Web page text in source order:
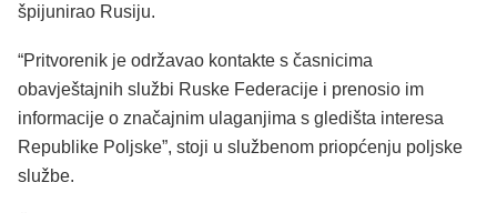
špijunirao Rusiju.
“Pritvorenik je održavao kontakte s časnicima
obavještajnih službi Ruske Federacije i prenosio im
informacije o značajnim ulaganjima s gledišta interesa
Republike Poljske”, stoji u službenom priopćenju poljske
službe.